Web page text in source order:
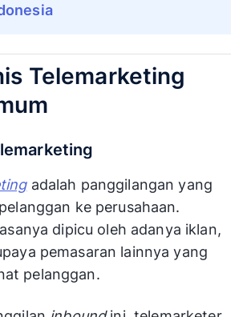
Telemarketing
adalah panggilangan yang
ke perusahaan.
dipicu oleh adanya iklan,
pemasaran lainnya yang
pelanggan.